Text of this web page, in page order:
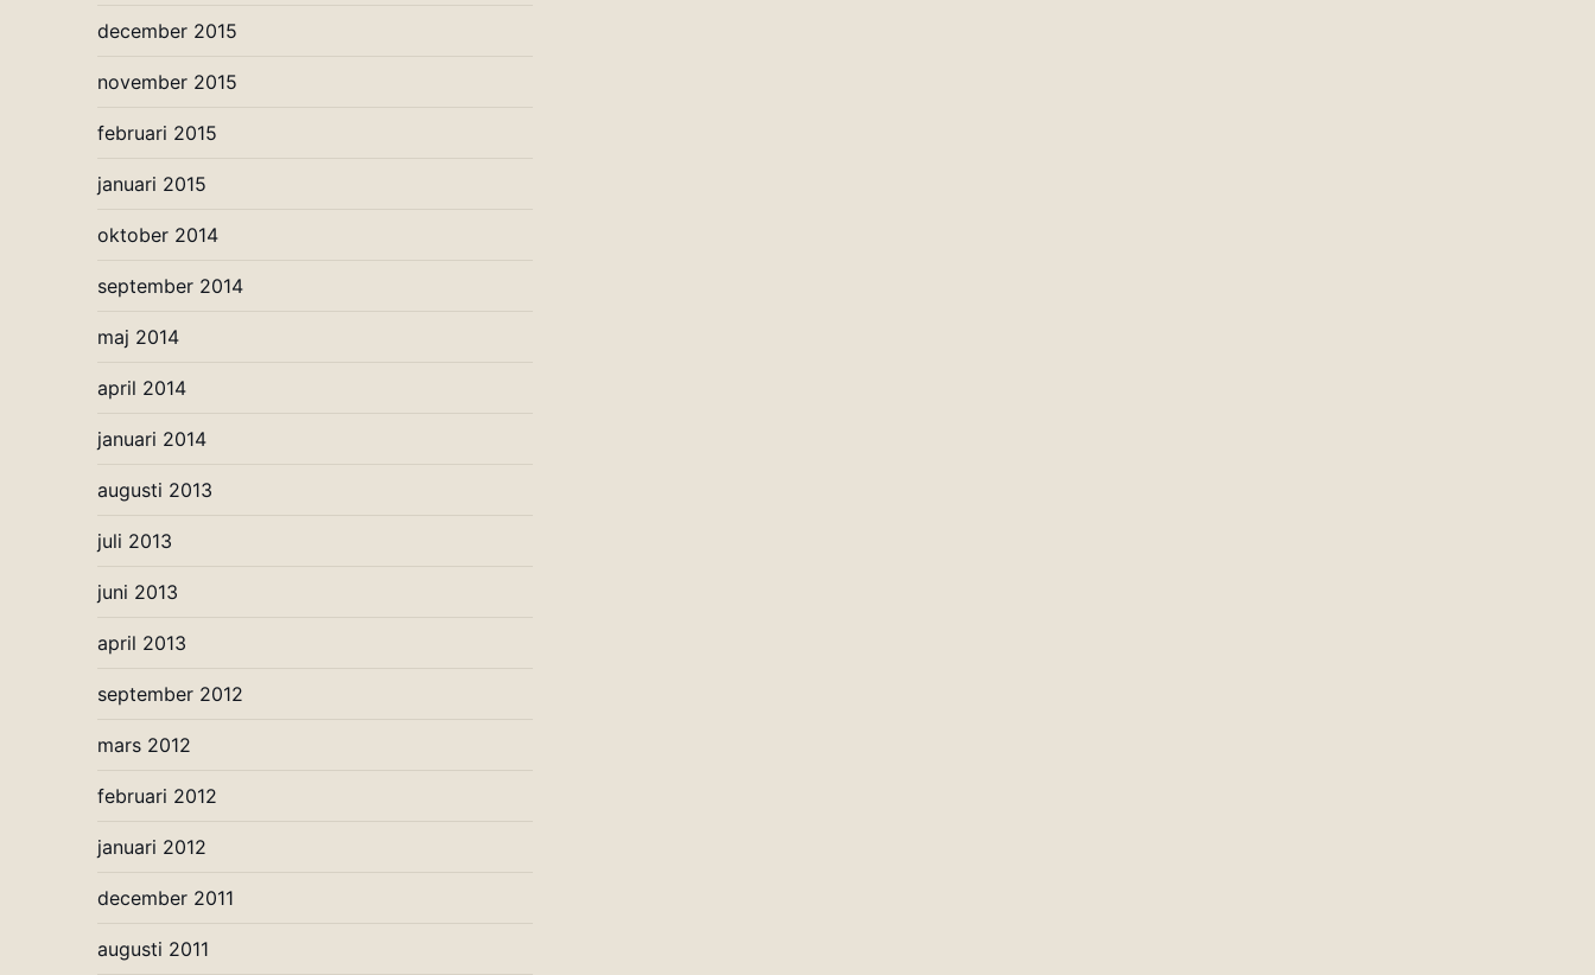
december 2015
november 2015
februari 2015
januari 2015
oktober 2014
september 2014
maj 2014
april 2014
januari 2014
augusti 2013
juli 2013
juni 2013
april 2013
september 2012
mars 2012
februari 2012
januari 2012
december 2011
augusti 2011